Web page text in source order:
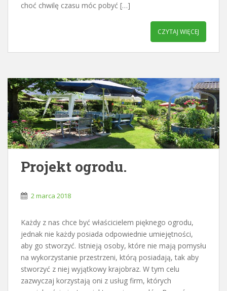
choć chwilę czasu móc pobyć […]
CZYTAJ WIĘCEJ
Projekt ogrodu.
2 marca 2018
Każdy z nas chce być właścicielem pięknego ogrodu,
jednak nie każdy posiada odpowiednie umiejętności,
aby go stworzyć. Istnieją osoby, które nie mają pomysłu
na wykorzystanie przestrzeni, którą posiadają, tak aby
stworzyć z niej wyjątkowy krajobraz. W tym celu
zazwyczaj korzystają oni z usług firm, których